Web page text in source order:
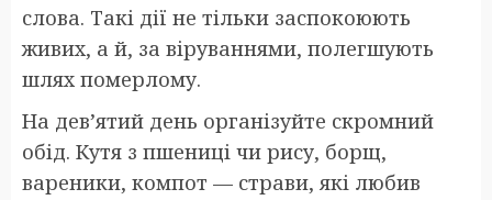
слова. Такі дії не тільки заспокоюють
живих, а й, за віруваннями, полегшують
шлях померлому.
На дев’ятий день організуйте скромний
обід. Кутя з пшениці чи рису, борщ,
вареники, компот — страви, які любив